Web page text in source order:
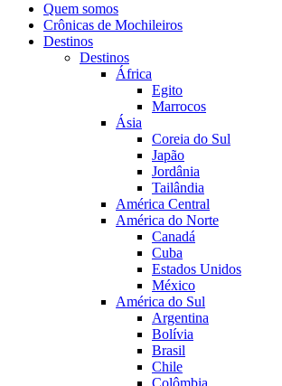
Quem somos
Crônicas de Mochileiros
Destinos
Destinos
África
Egito
Marrocos
Ásia
Coreia do Sul
Japão
Jordânia
Tailândia
América Central
América do Norte
Canadá
Cuba
Estados Unidos
México
América do Sul
Argentina
Bolívia
Brasil
Chile
Colômbia